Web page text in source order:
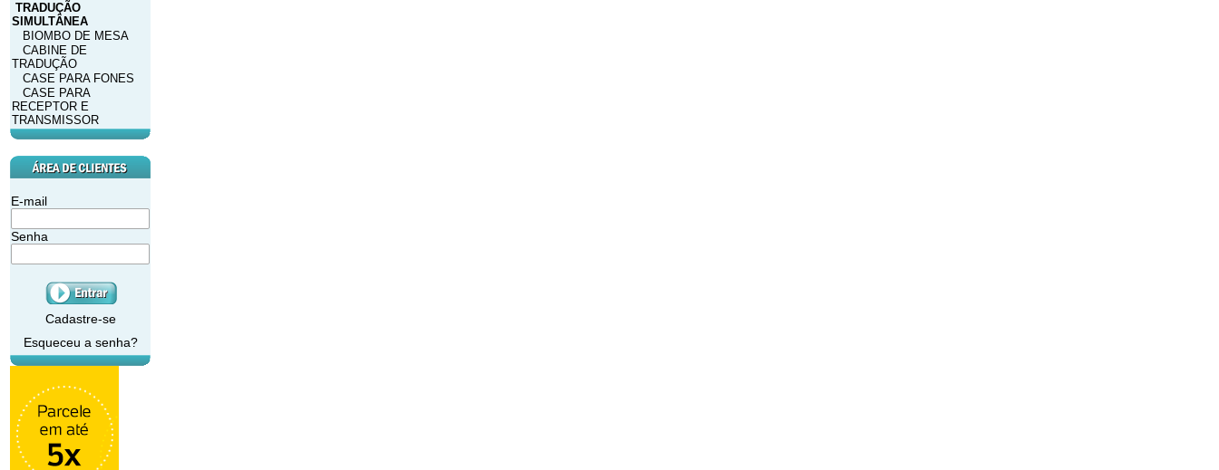
TRADUÇÃO
SIMULTÂNEA
BIOMBO DE MESA
CABINE DE
TRADUÇÃO
CASE PARA FONES
CASE PARA
RECEPTOR E
TRANSMISSOR
E-mail
Senha
Cadastre-se
Esqueceu a senha?